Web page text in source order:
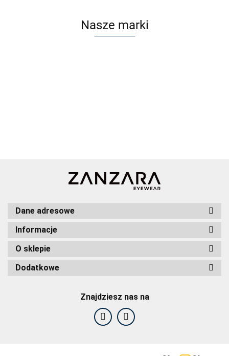
Nasze marki
F2F Eyewear
Dane adresowe
Informacje
O sklepie
Dodatkowe
Znajdziesz nas na